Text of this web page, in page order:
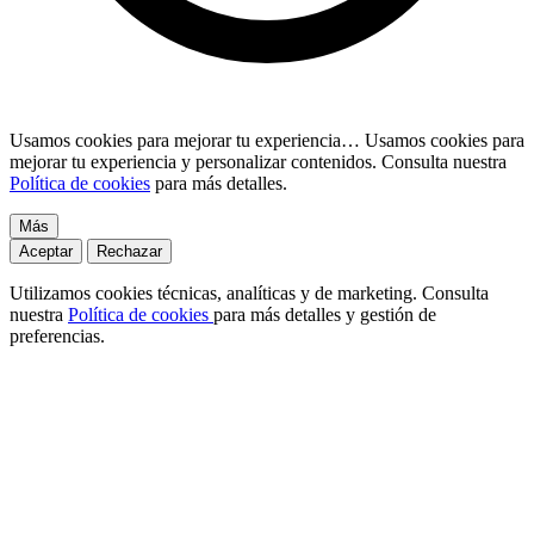
Usamos cookies para mejorar tu experiencia… Usamos cookies para
mejorar tu experiencia y personalizar contenidos. Consulta nuestra
Política de cookies para más detalles.
Más
Aceptar
Rechazar
Utilizamos cookies técnicas, analíticas y de marketing. Consulta
nuestra Política de cookies para más detalles y gestión de
preferencias.